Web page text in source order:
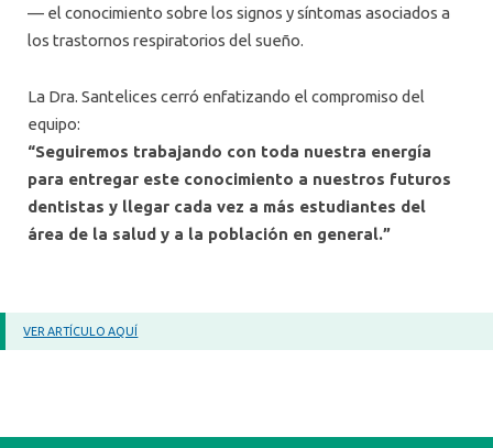
— el conocimiento sobre los signos y síntomas asociados a
los trastornos respiratorios del sueño.
La Dra. Santelices cerró enfatizando el compromiso del
equipo:
“Seguiremos trabajando con toda nuestra energía
para entregar este conocimiento a nuestros futuros
dentistas y llegar cada vez a más estudiantes del
área de la salud y a la población en general.”
VER ARTÍCULO AQUÍ